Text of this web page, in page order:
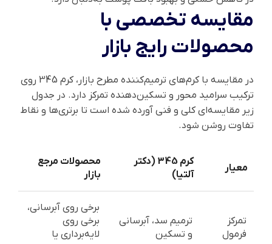
مقایسه تخصصی با
محصولات رایج بازار
در مقایسه با کرم‌های ترمیم‌کننده مطرح بازار، کرم 345 روی
ترکیب سرامید محور و تسکین‌دهنده تمرکز دارد. در جدول
زیر مقایسه‌ای کلی و فنی آورده شده است تا برتری‌ها و نقاط
تفاوت روشن شود.
معیار
کرم 345 (دکتر
آلتیا)
محصولات مرجع
بازار
تمرکز
فرمول
ترمیم سد، آبرسانی
و تسکین
برخی روی آبرسانی،
برخی روی
لایه‌برداری یا